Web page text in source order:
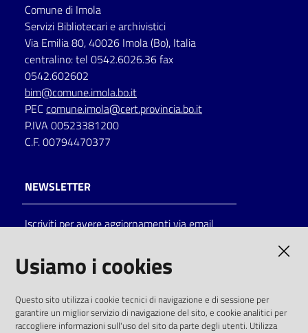
Comune di Imola
Servizi Bibliotecari e archivistici
Via Emilia 80, 40026 Imola (Bo), Italia
centralino: tel 0542.6026.36 fax
0542.602602
bim@comune.imola.bo.it
PEC comune.imola@cert.provincia.bo.it
P.IVA 00523381200
C.F. 00794470377
NEWSLETTER
Iscriviti per avere aggiornamenti via email
solo alle condizioni previste dalla direttiva
comunitaria 2003/98/CE e dal d.lgs. 36/2006
Usiamo i cookies
Questo sito utilizza i cookie tecnici di navigazione e di sessione per
garantire un miglior servizio di navigazione del sito, e cookie analitici per
raccogliere informazioni sull'uso del sito da parte degli utenti. Utilizza